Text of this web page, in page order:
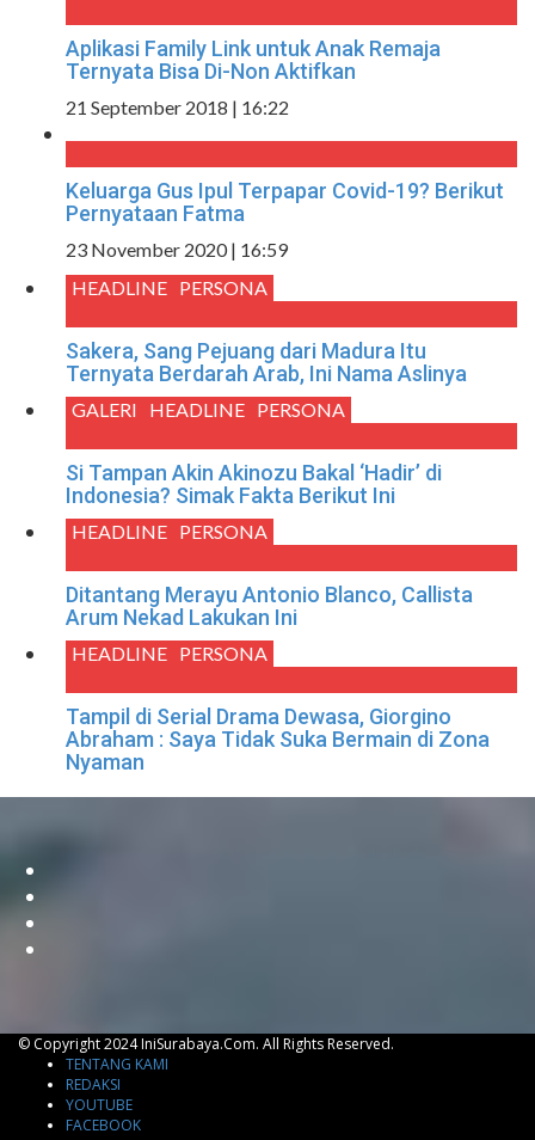
Aplikasi Family Link untuk Anak Remaja
Ternyata Bisa Di-Non Aktifkan
21 September 2018 | 16:22
Keluarga Gus Ipul Terpapar Covid-19? Berikut
Pernyataan Fatma
23 November 2020 | 16:59
HEADLINE PERSONA
Sakera, Sang Pejuang dari Madura Itu
Ternyata Berdarah Arab, Ini Nama Aslinya
GALERI HEADLINE PERSONA
Si Tampan Akin Akinozu Bakal ‘Hadir’ di
Indonesia? Simak Fakta Berikut Ini
HEADLINE PERSONA
Ditantang Merayu Antonio Blanco, Callista
Arum Nekad Lakukan Ini
HEADLINE PERSONA
Tampil di Serial Drama Dewasa, Giorgino
Abraham : Saya Tidak Suka Bermain di Zona
Nyaman
© Copyright 2024 IniSurabaya.com. All Rights Reserved.
TENTANG KAMI
REDAKSI
YOUTUBE
FACEBOOK